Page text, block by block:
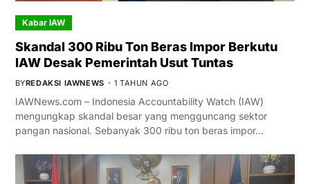
Kabar IAW
Skandal 300 Ribu Ton Beras Impor Berkutu
IAW Desak Pemerintah Usut Tuntas
BYREDAKSI IAWNEWS 1 TAHUN AGO
IAWNews.com – Indonesia Accountability Watch (IAW)
mengungkap skandal besar yang mengguncang sektor
pangan nasional. Sebanyak 300 ribu ton beras impor…